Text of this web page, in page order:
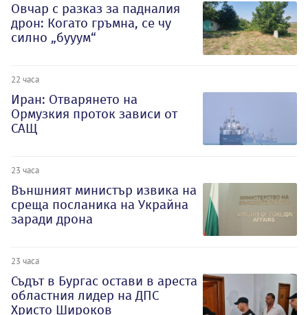
Овчар с разказ за падналия
дрон: Когато гръмна, се чу
силно „бууум“
22 часа
Иран: Отварянето на
Ормузкия проток зависи от
САЩ
23 часа
Външният министър извика на
среща посланика на Украйна
заради дрона
23 часа
Съдът в Бургас остави в ареста
областния лидер на ДПС
Христо Широков